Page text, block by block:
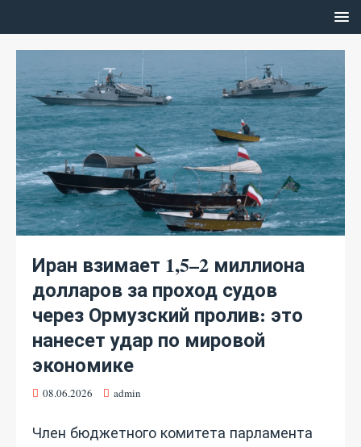
Иран взимает 1,5–2 миллиона
долларов за проход судов
через Ормузский пролив: это
нанесет удар по мировой
экономике
08.06.2026 admin
Член бюджетного комитета парламента